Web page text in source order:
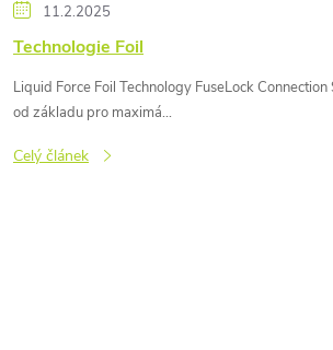
11.2.2025
Technologie Foil
Liquid Force Foil Technology FuseLock
od základu pro maximá...
Celý článek